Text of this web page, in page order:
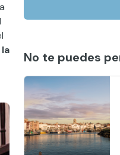
No te puedes